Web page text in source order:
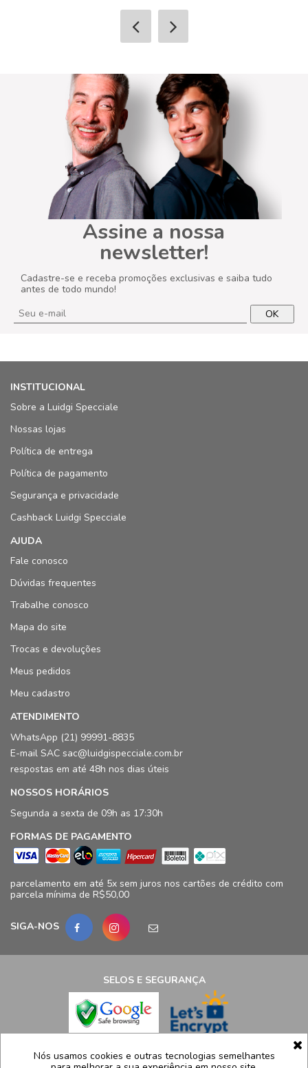
Assine a nossa
newsletter!
Cadastre-se e receba promoções exclusivas e saiba tudo
antes de todo mundo!
OK
INSTITUCIONAL
Sobre a Luidgi Specciale
Nossas lojas
Política de entrega
Política de pagamento
Segurança e privacidade
Cashback Luidgi Specciale
AJUDA
Fale conosco
Dúvidas frequentes
Trabalhe conosco
Mapa do site
Trocas e devoluções
Meus pedidos
Meu cadastro
ATENDIMENTO
WhatsApp (21) 99991-8835
E-mail SAC sac@luidgispecciale.com.br
respostas em até 48h nos dias úteis
NOSSOS HORÁRIOS
Segunda a sexta de 09h as 17:30h
FORMAS DE PAGAMENTO
parcelamento em até 5x sem juros nos cartões de crédito com
parcela mínima de R$50,00
SIGA-NOS
SELOS E SEGURANÇA
LCB Confecções Eireli | CNPJ: 19.316.833/0009-41
Nós usamos cookies e outras tecnologias semelhantes